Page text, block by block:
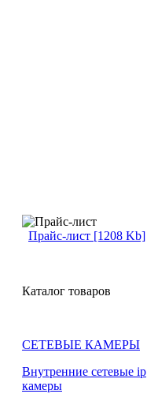
Прайс-лист [1208 Kb]
Каталог товаров
СЕТЕВЫЕ КАМЕРЫ
Внутренние сетевые ip
камеры